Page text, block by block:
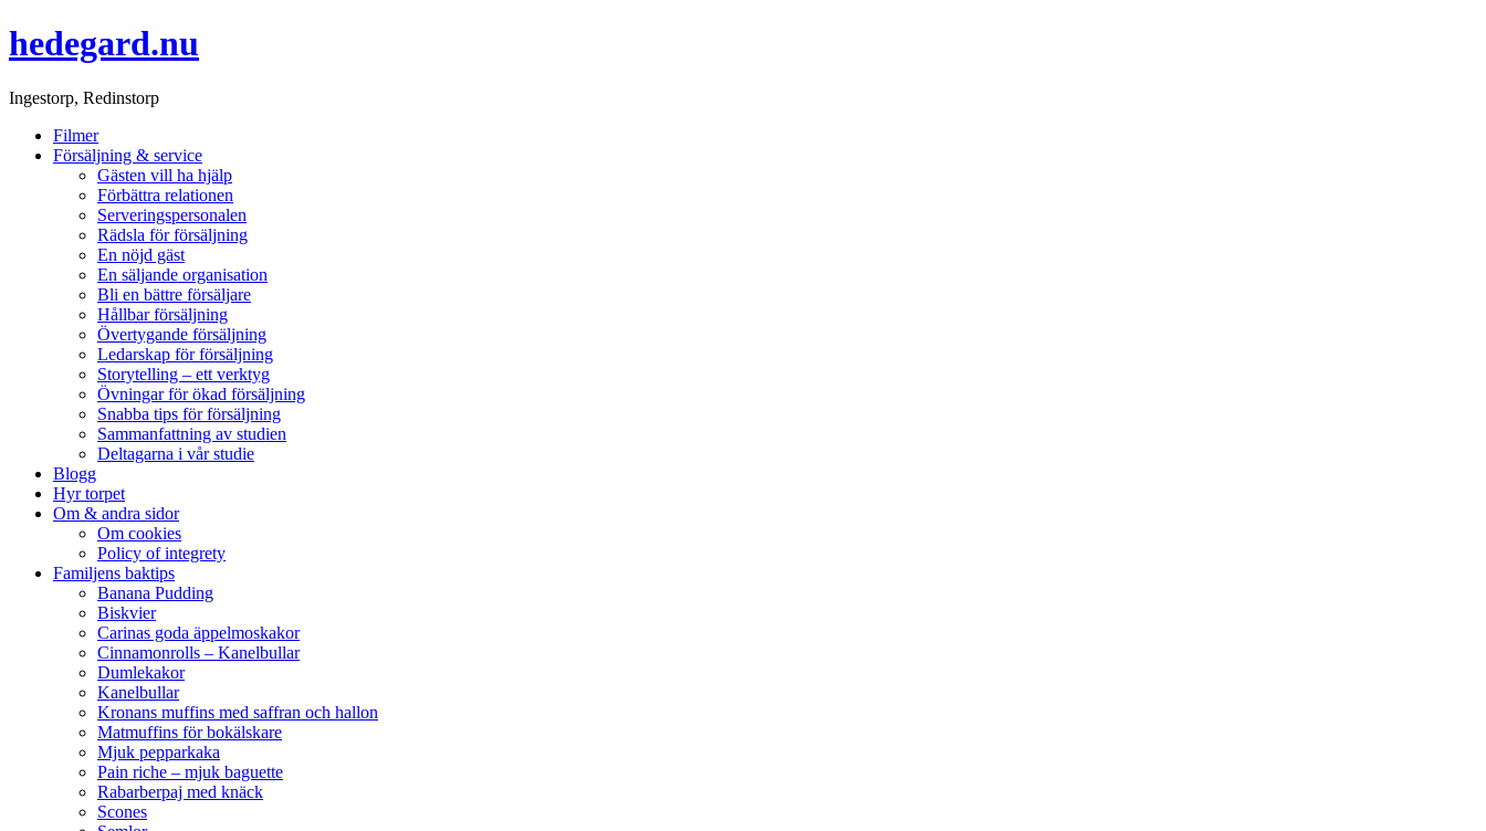
hedegard.nu
Ingestorp, Redinstorp
Filmer
Försäljning & service
Gästen vill ha hjälp
Förbättra relationen
Serveringspersonalen
Rädsla för försäljning
En nöjd gäst
En säljande organisation
Bli en bättre försäljare
Hållbar försäljning
Övertygande försäljning
Ledarskap för försäljning
Storytelling – ett verktyg
Övningar för ökad försäljning
Snabba tips för försäljning
Sammanfattning av studien
Deltagarna i vår studie
Blogg
Hyr torpet
Om & andra sidor
Om cookies
Policy of integrety
Familjens baktips
Banana Pudding
Biskvier
Carinas goda äppelmoskakor
Cinnamonrolls – Kanelbullar
Dumlekakor
Kanelbullar
Kronans muffins med saffran och hallon
Matmuffins för bokälskare
Mjuk pepparkaka
Pain riche – mjuk baguette
Rabarberpaj med knäck
Scones